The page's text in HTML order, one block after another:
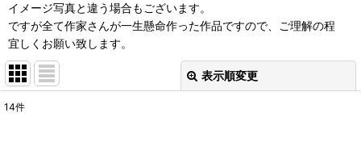
イメージ写真と違う場合もございます。
ですが全て作家さんが一生懸命作った作品ですので、ご理解の程
宜しくお願い致します。
表示順変更
14件